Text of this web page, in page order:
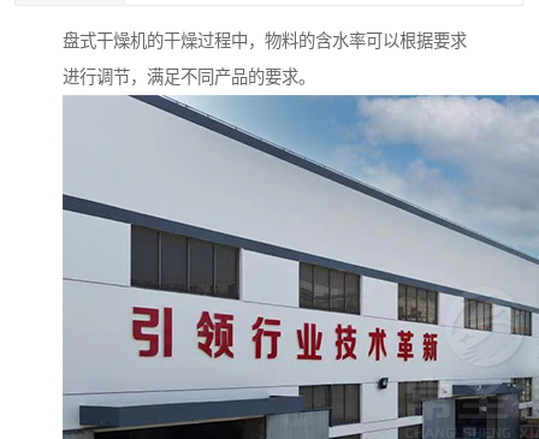
盘式干燥机的干燥过程中，物料的含水率可以根据要求
进行调节，满足不同产品的要求。